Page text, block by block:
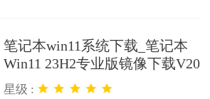
笔记本win11系统下载_笔记本
Win11 23H2专业版镜像下载V20
24
星级 :